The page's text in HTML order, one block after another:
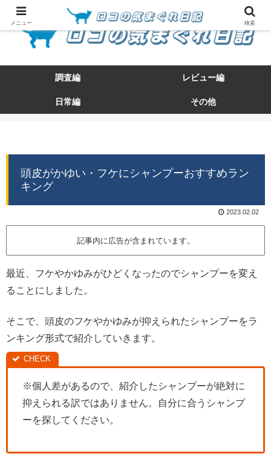
調査編 レビュー編
日常編 その他
頭皮がかゆい・フケにシャンプーおすすめラン
キング
2023.02.02
記事内に広告が含まれています。
最近、フケやかゆみがひどくなったのでシャンプーを変え
ることにしました。
そこで、頭皮のフケやかゆみが抑えられたシャンプーをラ
ンキング形式で紹介していきます。
※個人差があるので、紹介したシャンプーが絶対に
抑えられる訳ではありません。自分に合うシャンプ
ーを探してください。
メニュー 検索